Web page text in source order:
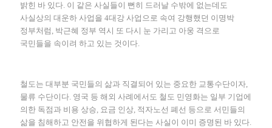
밝힌 바 있다. 이 같은 사실들이 뻔히 드러날 수밖에 없는데도
사실상의 대운하 사업을 4대강 사업으로 속여 강행했던 이명박
정부처럼, 박근혜 정부 역시 또 다시 눈 가리고 아웅 격으로
국민들을 속이려 하고 있는 것이다.
철도는 대부분 국민들의 삶과 직결되어 있는 중요한 교통수단이자,
물류 수단이다. 영국 등 해외 사례에서도 철도 민영화는 일부 기업에
의한 독점과 비용 상승, 요금 인상, 적자노선 폐선 등으로 서민들의
삶을 침해하고 안전을 위협하게 된다는 사실이 이미 증명된 바 있다.